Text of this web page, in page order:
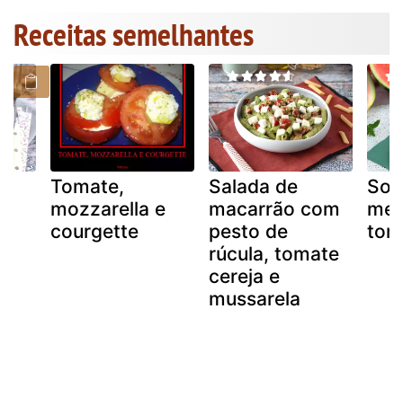
Receitas semelhantes
Tomate,
mozzarella e
courgette
Salada de
macarrão com
pesto de
rúcula, tomate
cereja e
mussarela